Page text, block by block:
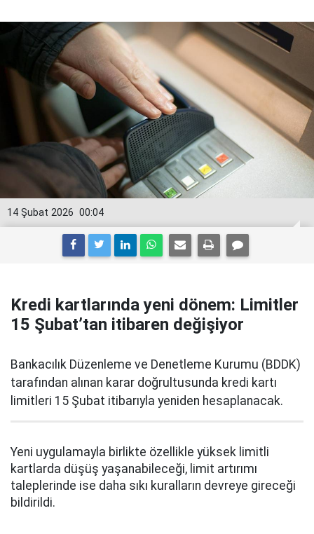
00:04
14 Şubat 2026
Kredi kartlarında yeni dönem: Limitler
15 Şubat’tan itibaren değişiyor
Bankacılık Düzenleme ve Denetleme Kurumu (BDDK)
tarafından alınan karar doğrultusunda kredi kartı
limitleri 15 Şubat itibarıyla yeniden hesaplanacak.
Yeni uygulamayla birlikte özellikle yüksek limitli
kartlarda düşüş yaşanabileceği, limit artırımı
taleplerinde ise daha sıkı kuralların devreye gireceği
bildirildi.